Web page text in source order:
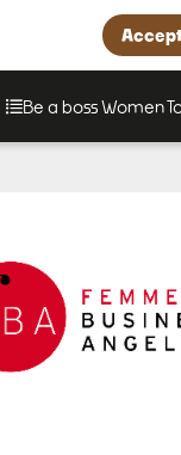
Be a boss Women